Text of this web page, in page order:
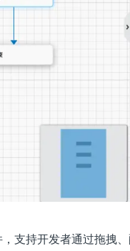
支持开发者通过拖拽